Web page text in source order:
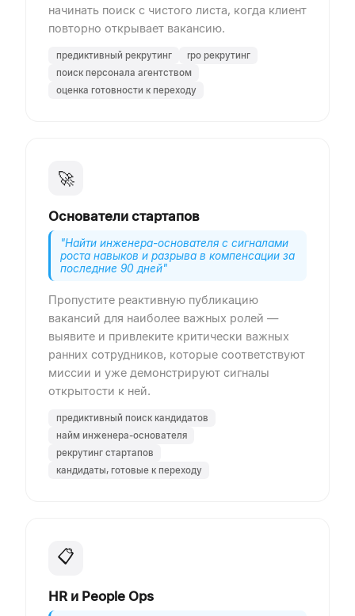
начинать поиск с чистого листа, когда клиент
повторно открывает вакансию.
предиктивный рекрутинг
rpo рекрутинг
поиск персонала агентством
оценка готовности к переходу
🚀
Основатели стартапов
"Найти инженера-основателя с сигналами
роста навыков и разрыва в компенсации за
последние 90 дней"
Пропустите реактивную публикацию
вакансий для наиболее важных ролей —
выявите и привлеките критически важных
ранних сотрудников, которые соответствуют
миссии и уже демонстрируют сигналы
открытости к ней.
предиктивный поиск кандидатов
найм инженера-основателя
рекрутинг стартапов
кандидаты, готовые к переходу
📋
HR и People Ops